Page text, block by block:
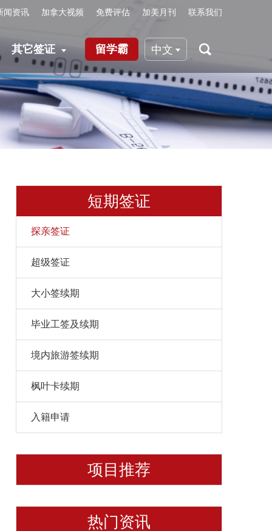
闻资讯 加拿大视频 免费评估 加美月刊 联系我们
其它签证 留学霸 中文
短期签证
探亲签证
超级签证
大小签续期
毕业工签及续期
境内旅游签续期
枫叶卡续期
入籍申请
项目推荐
热门资讯